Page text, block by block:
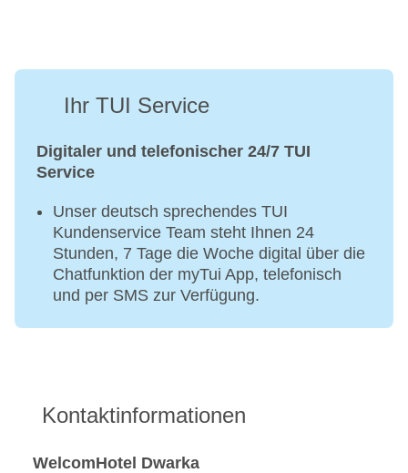
Ihr TUI Service
Digitaler und telefonischer 24/7 TUI
Service
Unser deutsch sprechendes TUI
Kundenservice Team steht Ihnen 24
Stunden, 7 Tage die Woche digital über die
Chatfunktion der myTui App, telefonisch
und per SMS zur Verfügung.
Kontaktinformationen
WelcomHotel Dwarka